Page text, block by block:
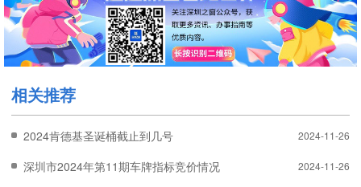
相关推荐
2024肯德基圣诞桶截止到几号 2024-11-26
深圳市2024年第11期车牌指标竞价情况 2024-11-26